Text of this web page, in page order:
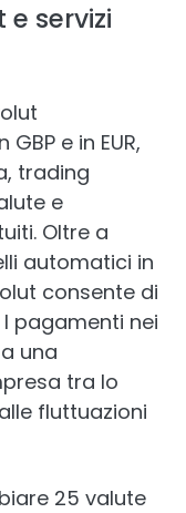
servizi
e in EUR,
trading
e
Oltre a
automatici in
consente di
pagamenti nei
una
tra lo
fluttuazioni
25 valute